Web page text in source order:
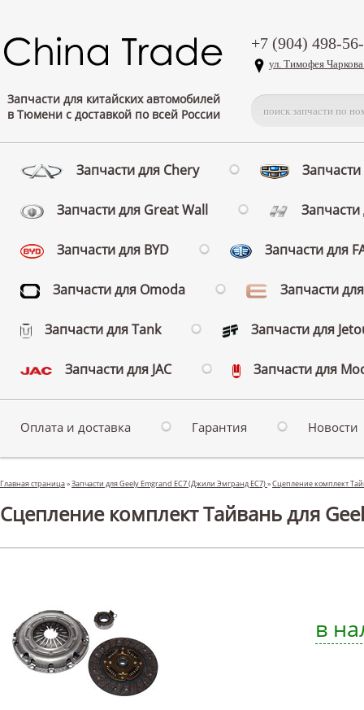
Запчасти для китайских автомобилей
в Тюмени с доставкой по всей России
+7 (904) 498-
ул. Тимофея
Запчасти для Chery
Запчасти для Great Wall
Запчасти для BYD Запчасти для
Запчасти для Omoda Запчасти
Запчасти для Tank Запчасти для
Запчасти для JAC Запчасти для
Оплата и доставка Гарантия Новости
Главная страница»Запчасти для Geely Emgrand EC7 (Джили Эмгранд ЕС7)»Сцепление комплект
Сцепление комплект Тайвань для
в